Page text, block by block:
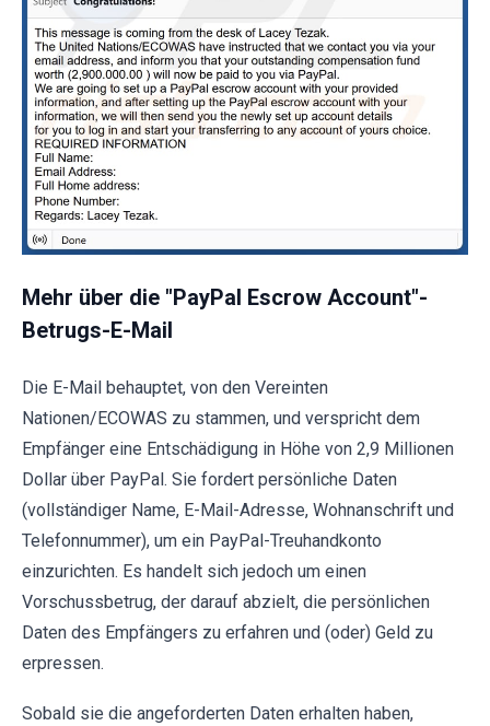
Mehr über die "PayPal Escrow Account"-
Betrugs-E-Mail
Die E-Mail behauptet, von den Vereinten
Nationen/ECOWAS zu stammen, und verspricht dem
Empfänger eine Entschädigung in Höhe von 2,9 Millionen
Dollar über PayPal. Sie fordert persönliche Daten
(vollständiger Name, E-Mail-Adresse, Wohnanschrift und
Telefonnummer), um ein PayPal-Treuhandkonto
einzurichten. Es handelt sich jedoch um einen
Vorschussbetrug, der darauf abzielt, die persönlichen
Daten des Empfängers zu erfahren und (oder) Geld zu
erpressen.
Sobald sie die angeforderten Daten erhalten haben,